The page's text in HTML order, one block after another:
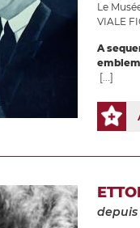
Le
VIALE
A
[...]
depuis